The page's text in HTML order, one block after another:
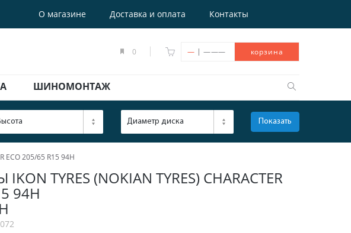
О магазине Доставка и оплата Контакты
0 — | ——— корзина
ШИНОМОНТАЖ
ОТКРЫТЬ
Диаметр диска Показать
ECO 205/65 R15 94H
TYRES (NOKIAN TYRES) CHARACTER
94H